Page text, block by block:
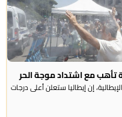
مع اشتداد موجة الحر
إن إيطاليا ستعلن أعلى درجات